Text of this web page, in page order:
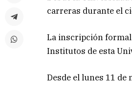
carreras durante el
La inscripción formal
Institutos de esta
Desde el lunes 11 de